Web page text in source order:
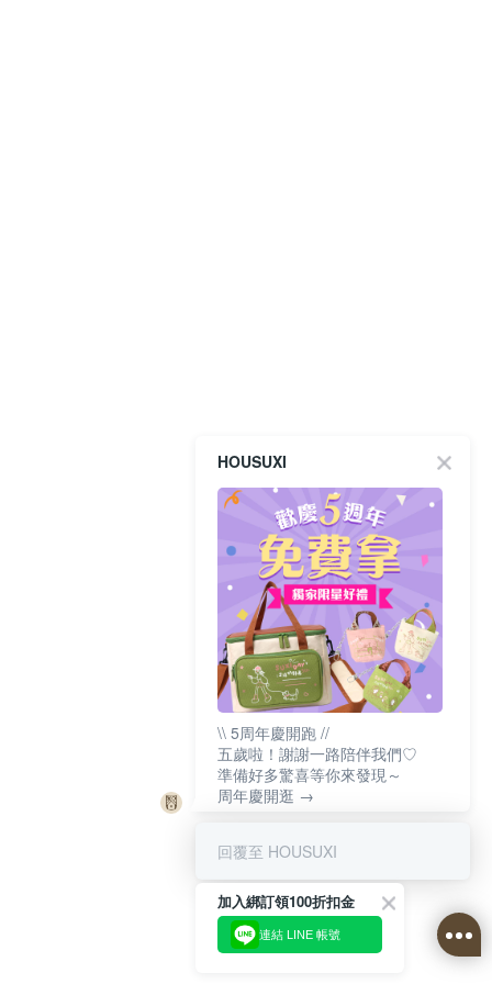
HOUSUXI
\\ 5周年慶開跑 //
五歲啦！謝謝一路陪伴我們♡
準備好多驚喜等你來發現～
周年慶開逛 →
回覆至 HOUSUXI
加入綁訂領100折扣金
連結 LINE 帳號